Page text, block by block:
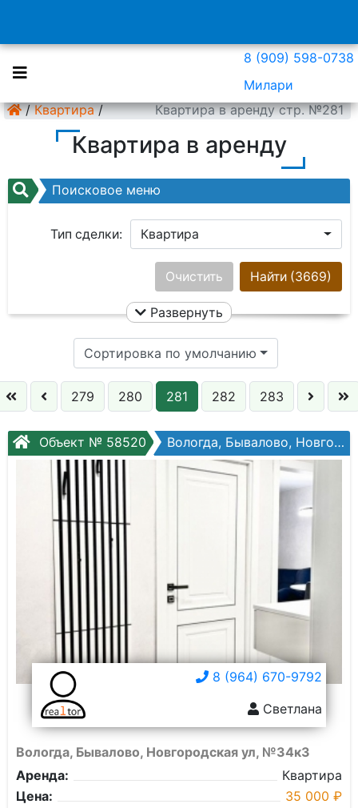
8 (909) 598-0738
Милари
/ Квартира / Квартира в аренду стр. №281
Квартира в аренду
Поисковое меню
Тип сделки: Квартира
Ничего не выбрано
Цена:
Кол. комнат:
Этаж:
Слово:
Найти (3669)
Очистить
Развернуть
Сортировка по умолчанию
279 280 281 282 283
Объект № 58520 Вологда, Бывалово, Новгородская ул, №34к3
8 (964) 670-9792
Светлана
Вологда, Бывалово, Новгородская ул, №34к3
Аренда:
Квартира
Цена:
35 000 ₽